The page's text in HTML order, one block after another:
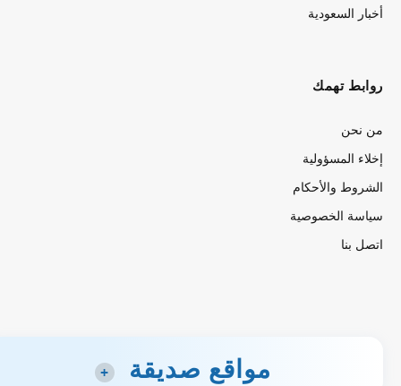
أخبار السعودية
روابط تهمك
من نحن
إخلاء المسؤولية
الشروط والأحكام
سياسة الخصوصية
اتصل بنا
مواقع صديقة +